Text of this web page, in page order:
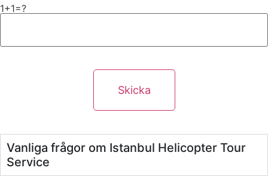
1+1=?
Vanliga frågor om Istanbul Helicopter Tour
Service